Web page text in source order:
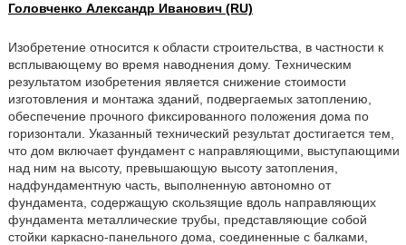
Головченко Александр Иванович (RU)
Изобретение относится к области строительства, в частности к
всплывающему во время наводнения дому. Техническим
результатом изобретения является снижение стоимости
изготовления и монтажа зданий, подвергаемых затоплению,
обеспечение прочного фиксированного положения дома по
горизонтали. Указанный технический результат достигается тем,
что дом включает фундамент с направляющими, выступающими
над ним на высоту, превышающую высоту затопления,
надфундаментную часть, выполненную автономно от
фундамента, содержащую скользящие вдоль направляющих
фундамента металлические трубы, представляющие собой
стойки каркасно-панельного дома, соединенные с балками,